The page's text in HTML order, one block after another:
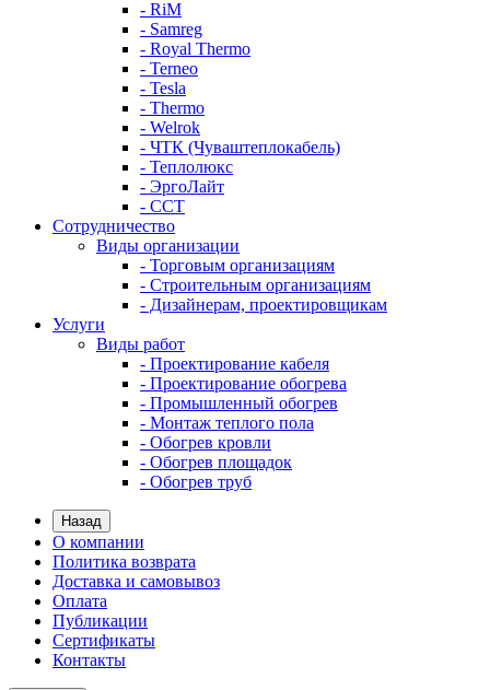
- RiM
- Samreg
- Royal Thermo
- Terneo
- Tesla
- Thermo
- Welrok
- ЧТК (Чуваштеплокабель)
- Теплолюкс
- ЭргоЛайт
- ССТ
Сотрудничество
Виды организации
- Торговым организациям
- Строительным организациям
- Дизайнерам, проектировщикам
Услуги
Виды работ
- Проектирование кабеля
- Проектирование обогрева
- Промышленный обогрев
- Монтаж теплого пола
- Обогрев кровли
- Обогрев площадок
- Обогрев труб
Назад
О компании
Политика возврата
Доставка и самовывоз
Оплата
Публикации
Сертификаты
Контакты